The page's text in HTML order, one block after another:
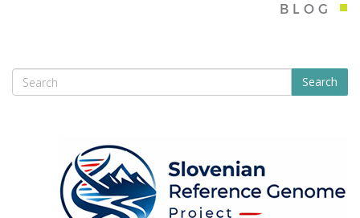
BLOG
Search